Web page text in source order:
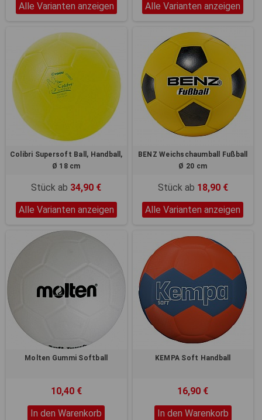
Alle Varianten anzeigen
Alle Varianten anzeigen
Colibri Supersoft Ball, Handball,
Ø 18 cm
Stück ab 34,90 €
Alle Varianten anzeigen
BENZ Weichschaumball Fußball
Ø 20 cm
Stück ab 18,90 €
Alle Varianten anzeigen
Molten Gummi Softball
10,40 €
In den Warenkorb
KEMPA Soft Handball
16,90 €
In den Warenkorb